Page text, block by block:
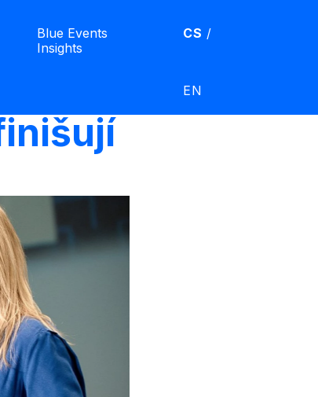
Blue Events
Insights
CS /
EN